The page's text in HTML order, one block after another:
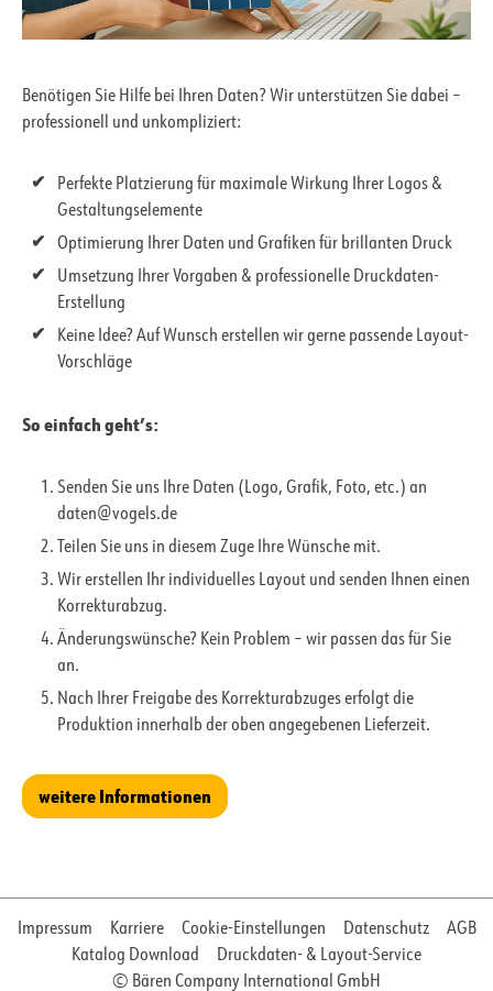
Benötigen Sie Hilfe bei Ihren Daten? Wir unterstützen Sie dabei –
professionell und unkompliziert:
Perfekte Platzierung für maximale Wirkung Ihrer Logos &
Gestaltungselemente
Optimierung Ihrer Daten und Grafiken für brillanten Druck
Umsetzung Ihrer Vorgaben & professionelle Druckdaten-
Erstellung
Keine Idee? Auf Wunsch erstellen wir gerne passende Layout-
Vorschläge
So einfach geht’s:
Senden Sie uns Ihre Daten (Logo, Grafik, Foto, etc.) an
daten@vogels.de
Teilen Sie uns in diesem Zuge Ihre Wünsche mit.
Wir erstellen Ihr individuelles Layout und senden Ihnen einen
Korrekturabzug.
Änderungswünsche? Kein Problem – wir passen das für Sie
an.
Nach Ihrer Freigabe des Korrekturabzuges erfolgt die
Produktion innerhalb der oben angegebenen Lieferzeit.
weitere Informationen
Impressum Karriere Cookie-Einstellungen Datenschutz
AGB
Katalog Download
Druckdaten- & Layout-Service
© Bären Company International GmbH